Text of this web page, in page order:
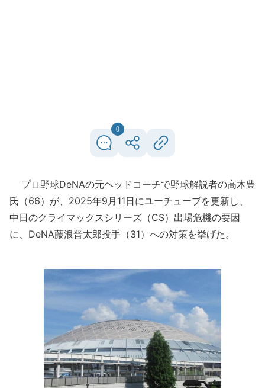
0
プロ野球DeNAの元ヘッドコーチで野球解説者の高木豊
氏（66）が、2025年9月11日にユーチューブを更新し、
中日のクライマックスシリーズ（CS）出場危機の要因
に、DeNA藤浪晋太郎投手（31）への対策を挙げた。